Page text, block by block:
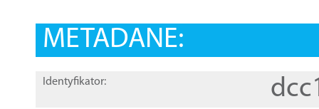
METADANE:
Identyfikator: